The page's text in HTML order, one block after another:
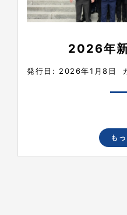
2026年
発行日: 2026年1月8日
も